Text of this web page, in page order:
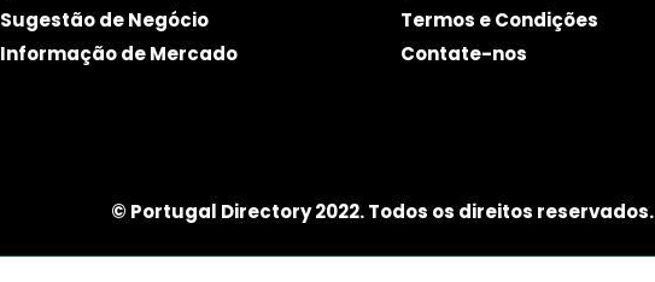
Sugestão de Negócio
Informação de Mercado
Termos e Condições
Contate-nos
© Portugal Directory 2022. Todos os direitos reservados.